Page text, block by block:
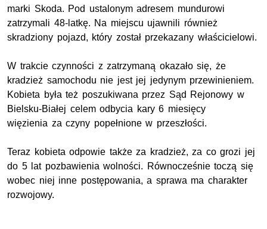
marki Skoda. Pod ustalonym adresem mundurowi
zatrzymali 48-latkę. Na miejscu ujawnili również
skradziony pojazd, który został przekazany właścicielowi.
W trakcie czynności z zatrzymaną okazało się, że
kradzież samochodu nie jest jej jedynym przewinieniem.
Kobieta była też poszukiwana przez Sąd Rejonowy w
Bielsku-Białej celem odbycia kary 6 miesięcy
więzienia za czyny popełnione w przeszłości.
Teraz kobieta odpowie także za kradzież, za co grozi jej
do 5 lat pozbawienia wolności. Równocześnie toczą się
wobec niej inne postępowania, a sprawa ma charakter
rozwojowy.